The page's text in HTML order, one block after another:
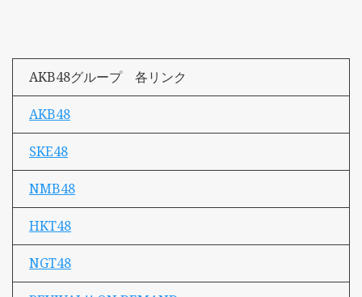
AKB48グループ 各リンク
AKB48
SKE48
NMB48
HKT48
NGT48